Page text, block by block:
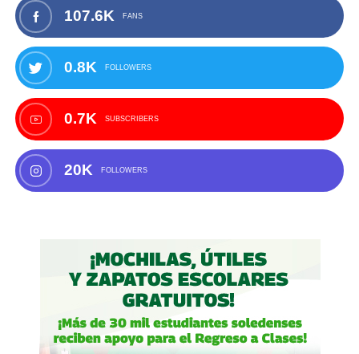
107.6K FANS
0.8K FOLLOWERS
0.7K SUBSCRIBERS
20K FOLLOWERS